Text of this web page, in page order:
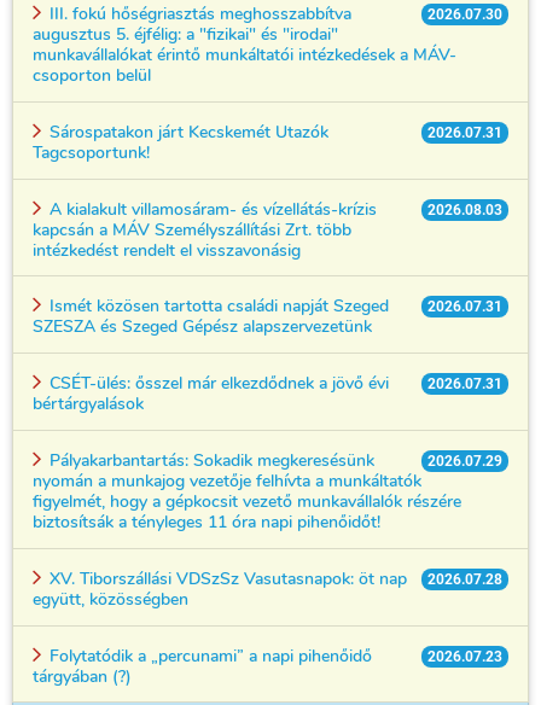
2026.07.30
III. fokú hőségriasztás meghosszabbítva
augusztus 5. éjfélig: a "fizikai" és "irodai"
munkavállalókat érintő munkáltatói intézkedések a MÁV-
csoporton belül
2026.07.31
Sárospatakon járt Kecskemét Utazók
Tagcsoportunk!
2026.08.03
A kialakult villamosáram- és vízellátás-krízis
kapcsán a MÁV Személyszállítási Zrt. több
intézkedést rendelt el visszavonásig
2026.07.31
Ismét közösen tartotta családi napját Szeged
SZESZA és Szeged Gépész alapszervezetünk
2026.07.31
CSÉT-ülés: ősszel már elkezdődnek a jövő évi
bértárgyalások
2026.07.29
Pályakarbantartás: Sokadik megkeresésünk
nyomán a munkajog vezetője felhívta a munkáltatók
figyelmét, hogy a gépkocsit vezető munkavállalók részére
biztosítsák a tényleges 11 óra napi pihenőidőt!
2026.07.28
XV. Tiborszállási VDSzSz Vasutasnapok: öt nap
együtt, közösségben
2026.07.23
Folytatódik a „percunami” a napi pihenőidő
tárgyában (?)